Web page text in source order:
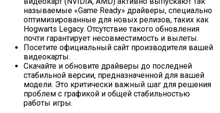
называемые «Game Ready» драйверы, специально
оптимизированные для новых релизов, таких как
Hogwarts Legacy. Отсутствие такого обновления
почти гарантирует несовместимость и вылеты.
Посетите официальный сайт производителя вашей
видеокарты.
Скачайте и обновите драйверы до последней
стабильной версии, предназначенной для вашей
модели. Это критически важный шаг для решения
проблем с графикой и общей стабильностью
работы игры.